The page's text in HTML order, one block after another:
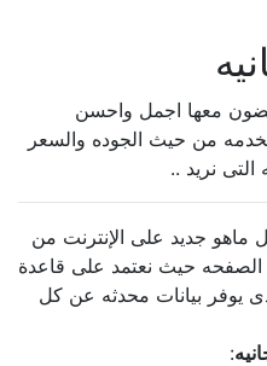
معها اجمل واحسن
من حيث الجوده والسعر
نريد ..
جديد على الإنترنت من
حيث نعتمد على قاعدة
يوفر بيانات محدثه عن كل
: